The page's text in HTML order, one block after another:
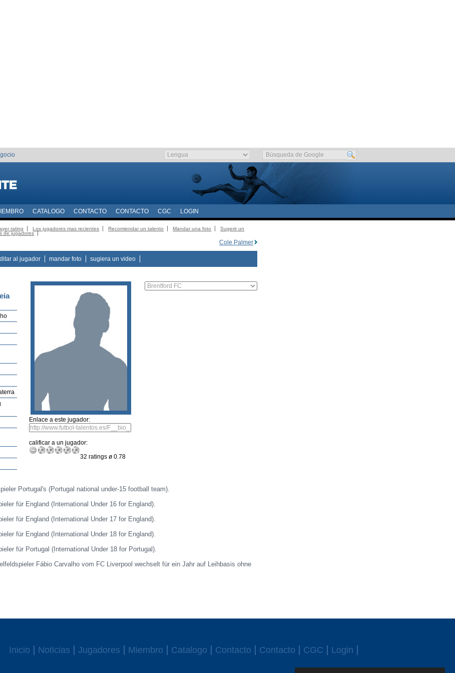
CATALOGO CONTACTO CONTACTO CGC LOGIN
rating Los jugadores mas recientes Recomiendar un talento Mandar una foto
Sugerir un
de jugadores
Cole Palmer
al jugador mandar foto sugiera un video
Enlace a este jugador:
calificar a un jugador:
32 ratings ø 0.78
Portugal's (Portugal national under-15 football team).
für England (International Under 16 for England).
für England (International Under 17 for England).
für England (International Under 18 for England).
für Portugal (International Under 18 for Portugal).
Fábio Carvalho vom FC Liverpool wechselt für ein Jahr auf Leihbasis ohne
Inicio Noticias Jugadores Miembro Catalogo Contacto Contacto CGC Login